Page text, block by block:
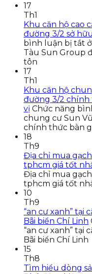
17
Th1
Khu căn hộ cao
đường 3/2 sở
bình luận bị tắt
Tàu Sun Group
tôn
17
Th1
Khu căn hộ
đường 3/2 chính
vị Chức năng
chung cư Sun
chính thức bàn
18
Th9
Địa chỉ mua
tphcm giá tốt
Địa chỉ mua
tphcm giá tốt
10
Th9
“an cư xanh” tại
Bãi biển Chí Linh
“an cư xanh” tại
Bãi biển Chí Linh
15
Th8
Tìm hiểu dòng